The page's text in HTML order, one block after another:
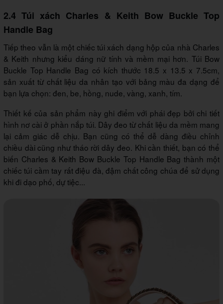
2.4 Túi xách Charles & Keith Bow Buckle Top
Handle Bag
Tiếp theo vẫn là một chiếc túi xách dạng hộp của nhà Charles
& Keith nhưng kiểu dáng nữ tính và mềm mại hơn. Túi Bow
Buckle Top Handle Bag có kích thước 18.5 x 13.5 x 7.5cm,
sản xuất từ chất liệu da nhân tạo với bảng màu đa dạng để
bạn lựa chọn: đen, be, hồng, nude, vàng, xanh, tím.
Thiết kế của sản phẩm này ghi điểm với phái đẹp bởi chi tiết
hình nơ cài ở phần nắp túi. Dây đeo từ chất liệu da mềm mang
lại cảm giác dễ chịu. Bạn cũng có thể dễ dàng điều chỉnh
chiều dài cũng như tháo rời dây đeo. Khi cần thiết, bạn có thể
biến Charles & Keith Bow Buckle Top Handle Bag thành một
chiếc túi cầm tay rất điệu đà, đậm chất công chúa để sử dụng
khi đi dạo phố, dự tiệc...